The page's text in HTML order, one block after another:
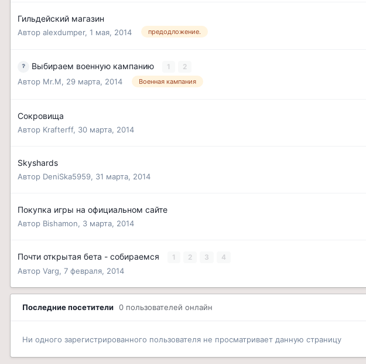
Гильдейский магазин
Автор alexdumper, 1 мая, 2014 предодложение.
Выбираем военную кампанию 1 2
Автор Mr.M, 29 марта, 2014 Военная кампания
Сокровища
Автор Krafterff, 30 марта, 2014
Skyshards
Автор DeniSka5959, 31 марта, 2014
Покупка игры на официальном сайте
Автор Bishamon, 3 марта, 2014
Почти открытая бета - собираемся 1 2 3 4
Автор Varg, 7 февраля, 2014
Последние посетители 0 пользователей онлайн
Ни одного зарегистрированного пользователя не просматривает данную страницу